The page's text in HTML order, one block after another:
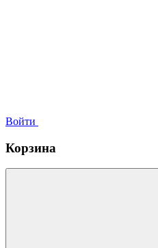
Войти
Корзина